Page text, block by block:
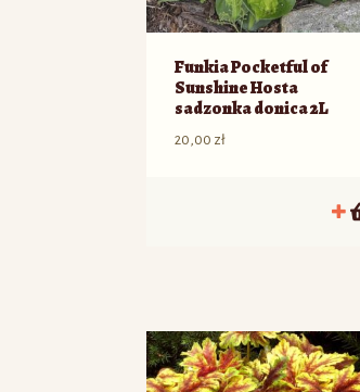
Funkia Pocketful of
Sunshine Hosta
sadzonka donica 2L
20,00 zł